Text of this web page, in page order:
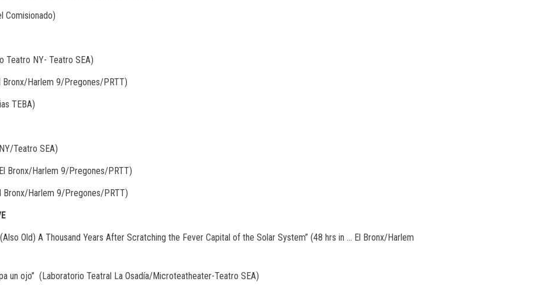
Comisionado)
Teatro NY- Teatro SEA)
Bronx/Harlem 9/Pregones/PRTT)
TEBA)
Teatro SEA)
Bronx/Harlem 9/Pregones/PRTT)
Bronx/Harlem 9/Pregones/PRTT)
Old) A Thousand Years After Scratching the Fever Capital of the Solar System” (48 hrs in … El Bronx/Harlem
un ojo” (Laboratorio Teatral La Osadía/Microteatheater-Teatro SEA)